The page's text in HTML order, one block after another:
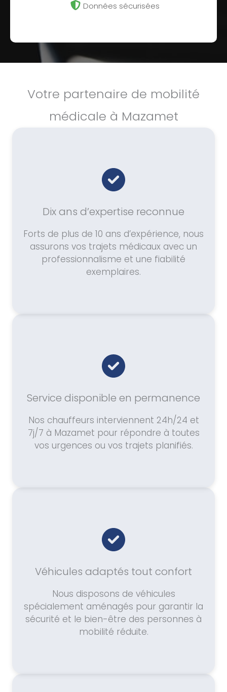
Données sécurisées
Votre partenaire de mobilité
médicale à Mazamet
Dix ans d’expertise reconnue
Forts de plus de 10 ans d’expérience, nous
assurons vos trajets médicaux avec un
professionnalisme et une fiabilité
exemplaires.
Service disponible en permanence
Nos chauffeurs interviennent 24h/24 et
7j/7 à Mazamet pour répondre à toutes
vos urgences ou vos trajets planifiés.
Véhicules adaptés tout confort
Nous disposons de véhicules
spécialement aménagés pour garantir la
sécurité et le bien-être des personnes à
mobilité réduite.